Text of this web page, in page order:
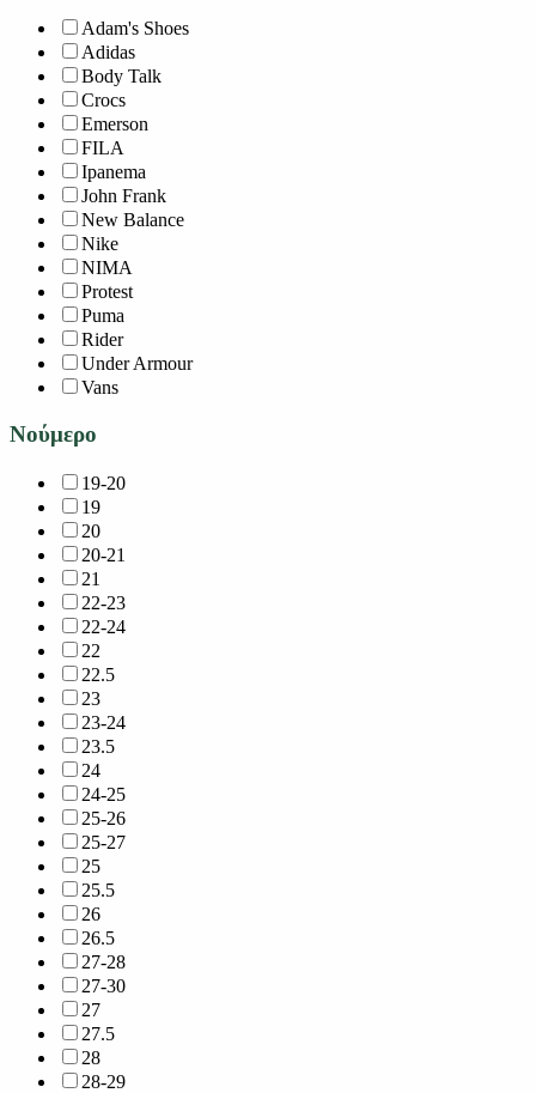
Adam's Shoes
Adidas
Body Talk
Crocs
Emerson
FILA
Ipanema
John Frank
New Balance
Nike
NIMA
Protest
Puma
Rider
Under Armour
Vans
Νούμερο
19-20
19
20
20-21
21
22-23
22-24
22
22.5
23
23-24
23.5
24
24-25
25-26
25-27
25
25.5
26
26.5
27-28
27-30
27
27.5
28
28-29